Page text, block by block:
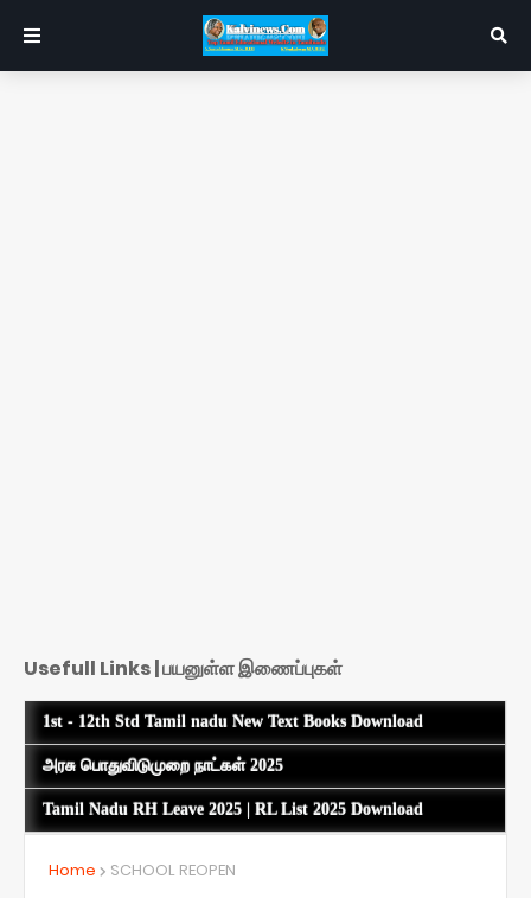
Usefull Links | பயனுள்ள இணைப்புகள்
1st - 12th Std Tamil nadu New Text Books Download
அரசு பொதுவிடுமுறை நாட்கள் 2025
Tamil Nadu RH Leave 2025 | RL List 2025 Download
Home SCHOOL REOPEN